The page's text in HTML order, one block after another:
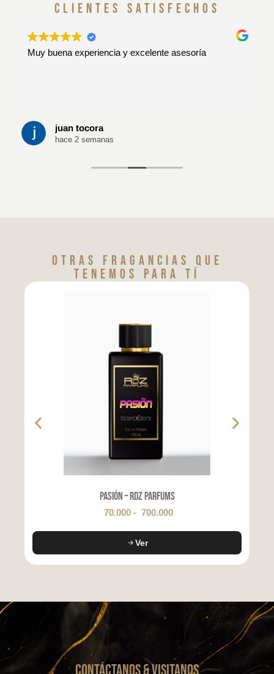
clientes satisfechos
Muy buena experiencia y excelente asesoría
juan tocora
hace 2 semanas
Otras fragancias que
tenemos para tí
Pasión – RDZ Parfums
70.000 - 700.000
Ver